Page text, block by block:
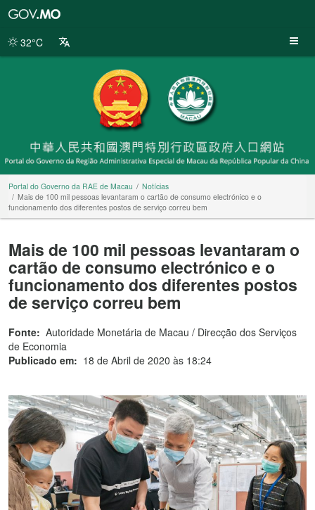
da
32°C
Portal do Governo da RAE de Macau
Notícias
Mais de 100 mil pessoas levantaram o cartão de consumo electrónico e o
funcionamento dos diferentes postos de serviço correu bem
Mais de 100 mil pessoas levantaram o
cartão de consumo electrónico e o
funcionamento dos diferentes postos
de serviço correu bem
Fonte: Autoridade Monetária de Macau / Direcção dos Serviços
de Economia
Publicado em: 18 de Abril de 2020 às 18:24